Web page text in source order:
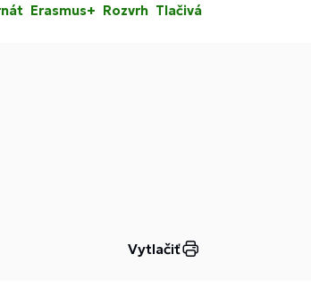
Erasmus+ Rozvrh Tlačivá
Vytlačiť